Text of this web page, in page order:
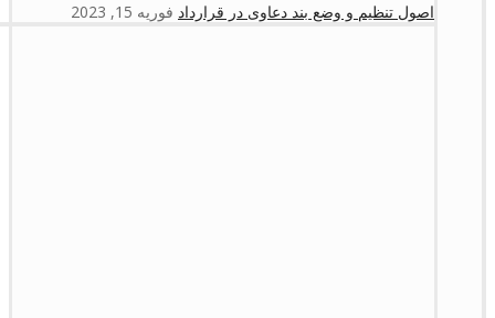
اصول تنظیم و وضع بند دعاوی در قرارداد فوریه 15, 2023